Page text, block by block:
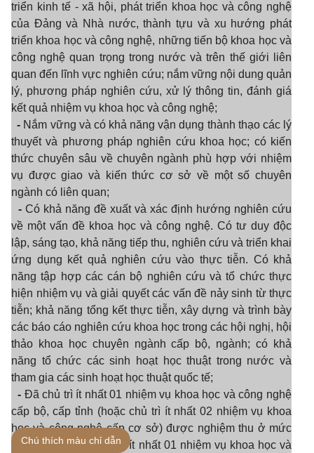
triển kinh tế - xã hội, phát triển khoa học và công nghệ
của Đảng và Nhà nước, thành tựu và xu hướng phát
triển khoa học và công nghệ, những tiến bộ khoa học và
công nghệ quan trọng trong nước và trên thế giới liên
quan đến lĩnh vực nghiên cứu; nắm vững nội dung quản
lý, phương pháp nghiên cứu, xử lý thông tin, đánh giá
kết quả nhiệm vụ khoa học và công nghệ;
- Nắm vững và có khả năng vận dụng thành thạo các lý
thuyết và phương pháp nghiên cứu khoa học; có kiến
thức chuyên sâu về chuyên ngành phù hợp với nhiệm
vụ được giao và kiến thức cơ sở về một số chuyên
ngành có liên quan;
- Có khả năng đề xuất và xác định hướng nghiên cứu
về một vấn đề khoa học và công nghệ. Có tư duy độc
lập, sáng tạo, khả năng tiếp thu, nghiên cứu và triển khai
ứng dụng kết quả nghiên cứu vào thực tiễn. Có khả
năng tập hợp các cán bộ nghiên cứu và tổ chức thực
hiện nhiệm vụ và giải quyết các vấn đề nảy sinh từ thực
tiễn; khả năng tổng kết thực tiễn, xây dựng và trình bày
các báo cáo nghiên cứu khoa học trong các hội nghị, hội
thảo khoa học chuyên ngành cấp bộ, ngành; có khả
năng tổ chức các sinh hoạt học thuật trong nước và
tham gia các sinh hoạt học thuật quốc tế;
- Đã chủ trì ít nhất 01 nhiệm vụ khoa học và công nghệ
cấp bộ, cấp tỉnh (hoặc chủ trì ít nhất 02 nhiệm vụ khoa
học và công nghệ cấp cơ sở) được nghiệm thu ở mức
đạt trở lên và tham gia ít nhất 01 nhiệm vụ khoa học và
Chú thích màu chỉ dẫn